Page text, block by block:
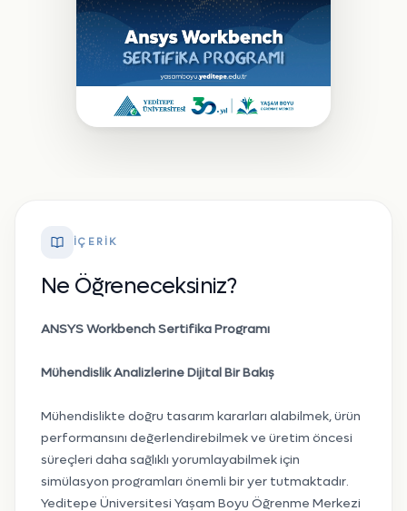
İÇERIK
Ne Öğreneceksiniz?
ANSYS Workbench Sertifika Programı
Mühendislik Analizlerine Dijital Bir Bakış
Mühendislikte doğru tasarım kararları alabilmek, ürün
performansını değerlendirebilmek ve üretim öncesi
süreçleri daha sağlıklı yorumlayabilmek için
simülasyon programları önemli bir yer tutmaktadır.
Yeditepe Üniversitesi Yaşam Boyu Öğrenme Merkezi